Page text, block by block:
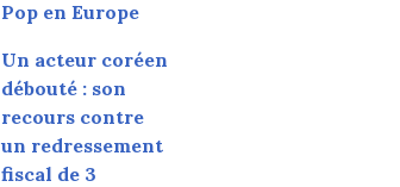
Pop en Europe
Un acteur coréen
débouté : son
recours contre
un redressement
fiscal de 3